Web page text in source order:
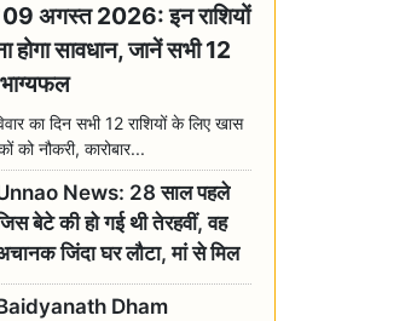
अगस्त 2026: इन राशियों
होगा सावधान, जानें सभी 12
भाग्यफल
का दिन सभी 12 राशियों के लिए खास
को नौकरी, कारोबार...
News: 28 साल पहले
बेटे की हो गई थी तेरहवीं, वह
जिंदा घर लौटा, मां से मिल
पड़े आंसू
Dham